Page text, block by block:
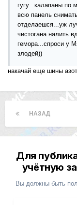
гугу...калапаны по
всю панель
отделаешся...уж
чистогана налить
гемора...спроси у
злодей))
накачай еще шины
НАЗАД
Для
учётную
Вы должны быть